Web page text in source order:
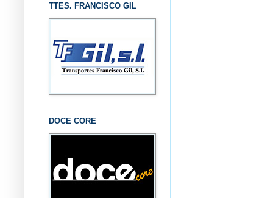
TTES. FRANCISCO GIL
DOCE CORE